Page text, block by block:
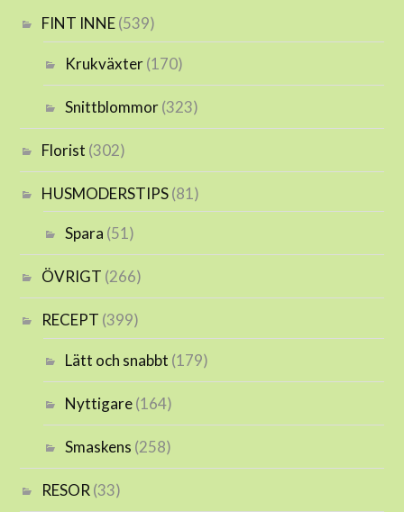
FINT INNE(539)
Krukväxter(170)
Snittblommor(323)
Florist (302)
HUSMODERSTIPS(81)
Spara (51)
ÖVRIGT (266)
RECEPT (399)
Lätt och snabbt (179)
Nyttigare(164)
Smaskens (258)
RESOR (33)